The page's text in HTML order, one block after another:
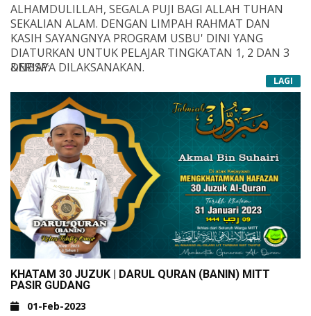
ALHAMDULILLAH, SEGALA PUJI BAGI ALLAH TUHAN
SEKALIAN ALAM. DENGAN LIMPAH RAHMAT DAN
KASIH SAYANGNYA PROGRAM USBU' DINI YANG
DIATURKAN UNTUK PELAJAR TINGKATAN 1, 2 DAN 3
DERJAYA DILAKSANAKAN.
SELAMA 3 HARI 2 MALAM DI SRIT PT. KUARI BATU
PAHAT JOHOR IATU PADA 29, 30 DAN 31 JANUARI 2023.
NAMUN ATAS BEBERAPA FAKTOR PROGRAM INI
DIJADUALKAN SEMULA PADA 29 DAN 30 JANUARI 2023
SAHAJA.
&NBSP;
ANTARA PENGISIAN SEPANJANG PROGRAM INI IALAH :
- QIAMULLAIL
- TAHSIN WUDHU'
- TAHSIN SOLAT
- SOLAT FARDHU BERJEMAAH JAMA' & QASAR
- TAZKIRAH
- ILMU BERCUCUK TANAM
- PENGURUSAN JENAZAH
- MEMANCING
&NBSP;
LAGI
KHATAM 30 JUZUK | DARUL QURAN (BANIN) MITT
PASIR GUDANG
01-Feb-2023